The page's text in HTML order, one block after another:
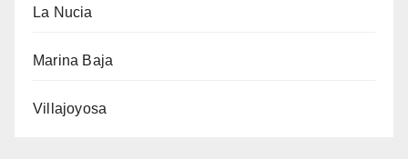
La Nucia
Marina Baja
Villajoyosa